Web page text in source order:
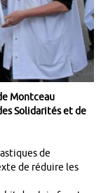
Montceau
Solidarités et de
de
de réduire les